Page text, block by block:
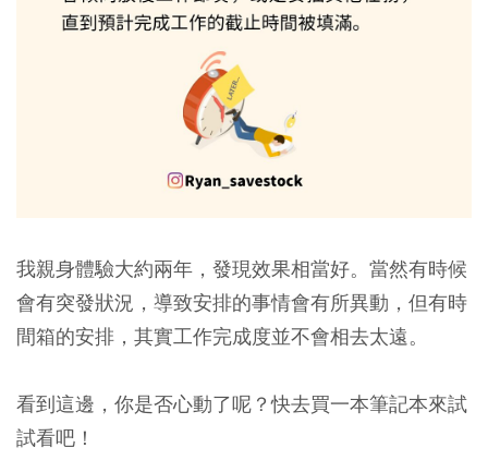
我親身體驗大約兩年，發現效果相當好。當然有時候
會有突發狀況，導致安排的事情會有所異動，但有時
間箱的安排，其實工作完成度並不會相去太遠。
看到這邊，你是否心動了呢？快去買一本筆記本來試
試看吧！